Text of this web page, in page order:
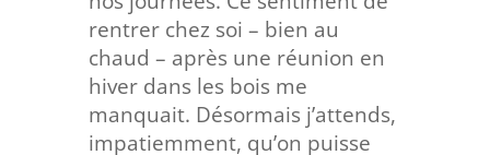
rentrer chez soi – bien au
chaud – après une réunion en
hiver dans les bois me
manquait. Désormais j’attends,
impatiemment, qu’on puisse